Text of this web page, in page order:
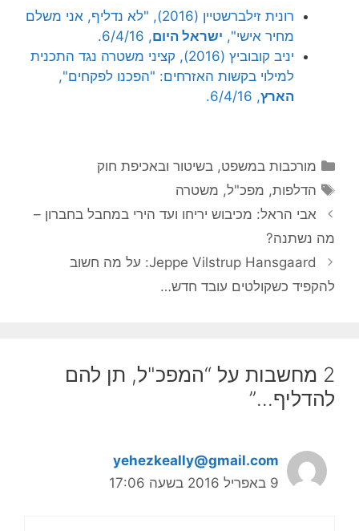
רונית זילברשטיין (2016), "לא נדליף, אני משלם
מחיר אישי", ישראל היום, 6/4/16.
יניב קובוביץ (2016), קציני משטרה נגד התכנית
למילוי בקשות האזרחים: "הפכנו לפקחים",
הארץ, 6/4/16.
קטגוריות
מורכבות במשפט, בשיטור ובאכיפת חוק
תגיות
הדלפות, מפכ"ל, משטרה
אבי הראל: מכיבוש יריחו ועד הירי במחבל בחברון –
מה נשתנה?
Jeppe Vilstrup Hansgaard: על מה חשוב
להקפיד כשקולטים עובד חדש…
2 מחשבות על “המפכ"ל, תן להם
להדליף…”
yehezkeally@gmail.com
9 באפריל 2016 בשעה 17:06